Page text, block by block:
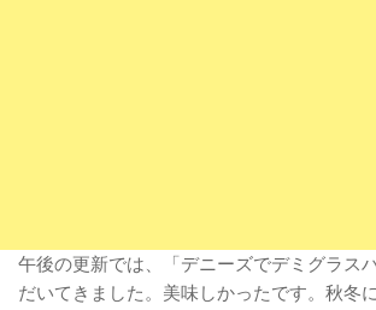
午後の更新では、「デニーズでデミグラス
だいてきました。美味しかったです。秋冬